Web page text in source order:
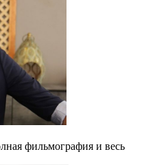
фильмография и весь